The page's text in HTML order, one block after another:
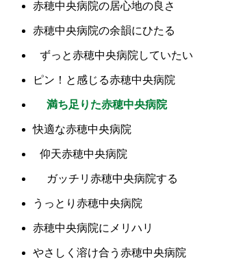
赤穂中央病院の居心地の良さ
赤穂中央病院の余韻にひたる
ずっと赤穂中央病院していたい
ピン！と感じる赤穂中央病院
満ち足りた赤穂中央病院
快適な赤穂中央病院
仰天赤穂中央病院
ガッチリ赤穂中央病院する
うっとり赤穂中央病院
赤穂中央病院にメリハリ
やさしく溶け合う赤穂中央病院